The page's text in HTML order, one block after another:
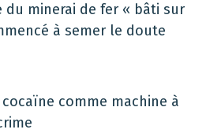
du minerai de fer « bâti sur
à semer le doute
cocaïne comme machine à